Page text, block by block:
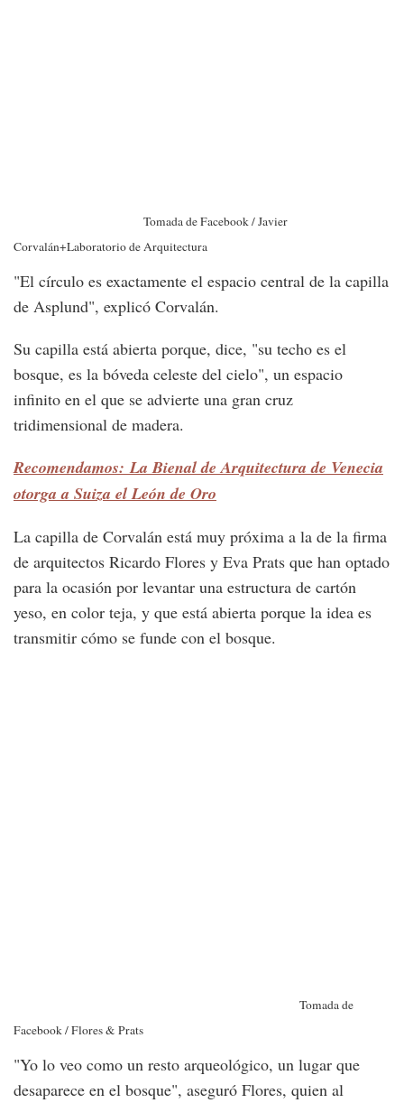
Tomada de Facebook / Javier
Corvalán+Laboratorio de Arquitectura
"El círculo es exactamente el espacio central de la capilla
de Asplund", explicó Corvalán.
Su capilla está abierta porque, dice, "su techo es el
bosque, es la bóveda celeste del cielo", un espacio
infinito en el que se advierte una gran cruz
tridimensional de madera.
Recomendamos: La Bienal de Arquitectura de Venecia
otorga a Suiza el León de Oro
La capilla de Corvalán está muy próxima a la de la firma
de arquitectos Ricardo Flores y Eva Prats que han optado
para la ocasión por levantar una estructura de cartón
yeso, en color teja, y que está abierta porque la idea es
transmitir cómo se funde con el bosque.
Tomada de
Facebook / Flores & Prats
"Yo lo veo como un resto arqueológico, un lugar que
desaparece en el bosque", aseguró Flores, quien al